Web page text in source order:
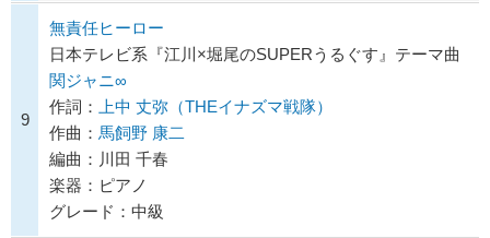
9
無責任ヒーロー
日本テレビ系『江川×堀尾のSUPERうるぐす』テーマ曲
関ジャニ∞
作詞：
上中 丈弥（THEイナズマ戦隊）
作曲： 馬飼野 康二
編曲：川田 千春
楽器：ピアノ
グレード：中級